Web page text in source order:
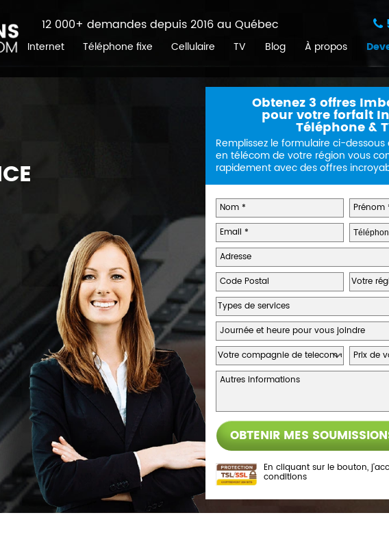
12 000+ demandes depuis 2016 au Québec
Internet Téléphone fixe Cellulaire TV Blog À propos
Obtenez 3 offres
pour votre forfait
Téléphone &
Remplissez le formulaire ci-
en télécom de votre région vous
rapidement avec des offres
En cliquant sur le bouton,
conditions